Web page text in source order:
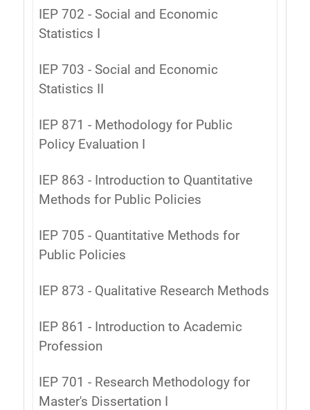
IEP 702 - Social and Economic
Statistics I
IEP 703 - Social and Economic
Statistics II
IEP 871 - Methodology for Public
Policy Evaluation I
IEP 863 - Introduction to Quantitative
Methods for Public Policies
IEP 705 - Quantitative Methods for
Public Policies
IEP 873 - Qualitative Research Methods
IEP 861 - Introduction to Academic
Profession
IEP 701 - Research Methodology for
Master's Dissertation I